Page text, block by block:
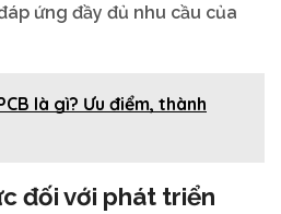
ứng đầy đủ nhu cầu của
là gì? Ưu điểm, thành
đối với phát triển